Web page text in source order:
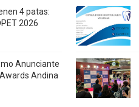
4 patas:
2026
Anunciante
Andina